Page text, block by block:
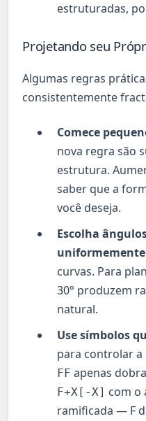
estruturadas,
Projetando seu
Algumas regras
consistentemente
Comece
nova regra são
estrutura.
saber que a
você deseja.
Escolha
uniformemente
curvas. Para
30° produzem
natural.
Use símbolos
para controlar
FF apenas
F+X[-X] com o
ramificada — F